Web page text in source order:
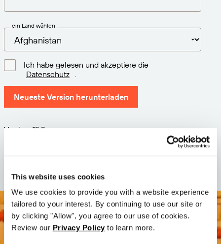
This website uses cookies
We use cookies to provide you with a website experience
tailored to your interest. By continuing to use our site or
by clicking "Allow", you agree to our use of cookies.
Review our Privacy Policy to learn more.
ein Land wählen
Ich habe gelesen und akzeptiere die
Datenschutz
Neueste Version herunterladen
Version: 12.3
Datum: 2026-05-05